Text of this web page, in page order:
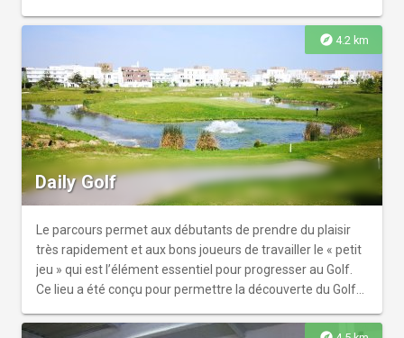
l’expert. Que vous soyez un novice souhaitant s’initier au
plaisir de la grimpe, ou un sportif chevronné à la recherche
de sensations, le cadre unique et convivial de Block’Out
mérite le détour. Et avec un renouvellement régulier des
voies, pas le temps de s’ennuyer ! Chez Block’Out, les
enfants sont les bienvenus dès 4 ans en cours et dès 6
ans en accès libre. L’occasion de partager une activité
originale en famille !
explore 4.2 km
Daily Golf
Le parcours permet aux débutants de prendre du plaisir
très rapidement et aux bons joueurs de travailler le « petit
jeu » qui est l’élément essentiel pour progresser au Golf.
Ce lieu a été conçu pour permettre la découverte du Golf
convivial ; pour permettre le perfectionnement de tous